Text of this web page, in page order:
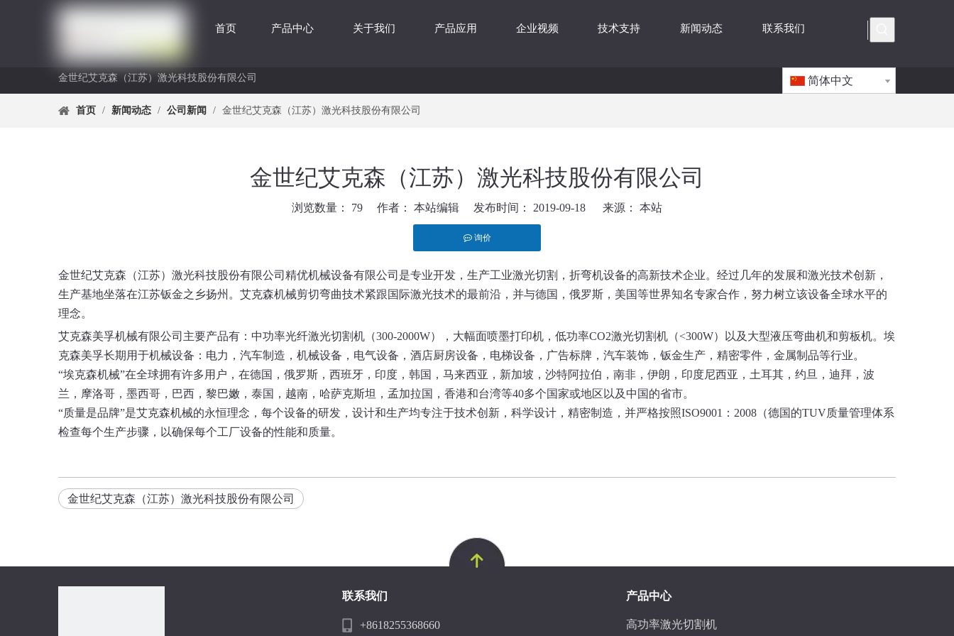
首页 产品中心 关于我们 产品应用 企业视频 技术支持 新闻动态 联系我们
金世纪艾克森（江苏）激光科技股份有限公司 简体中文
首页 / 新闻动态 / 公司新闻 / 金世纪艾克森（江苏）激光科技股份有限公司
金世纪艾克森（江苏）激光科技股份有限公司
浏览数量： 79 作者： 本站编辑 发布时间： 2019-09-18 来源： 本站
询价
["facebook","twitter","line","wechat","linkedin","pinterest","whatsapp"]
金世纪艾克森（江苏）激光科技股份有限公司 精优机械设备有限公司是专业开发，生产工业激光切割，折弯机设备的高新技术企业。经过几年的发展和激光技术创新，
生产基地坐落在江苏钣金之乡扬州。艾克森机械剪切弯曲技术紧跟国际激光技术的最前沿，并与德国，俄罗斯，美国等世界知名专家合作，努力树立该设备全球水平的
理念。
艾克森美孚机械有限公司主要产品有：中功率光纤激光切割机（300-2000W），大幅面喷墨打印机，低功率CO2激光切割机（<300W）以及大型液压弯曲机和剪板机。埃
克森美孚长期用于机械设备：电力，汽车制造，机械设备，电气设备，酒店厨房设备，电梯设备，广告标牌，汽车装饰，钣金生产，精密零件，金属制品等行业。
“埃克森机械”在全球拥有许多用户，在德国，俄罗斯，西班牙，印度，韩国，马来西亚，新加坡，沙特阿拉伯，南非，伊朗，印度尼西亚，土耳其，约旦，迪拜，波
兰，摩洛哥，墨西哥，巴西，黎巴嫩，泰国，越南，哈萨克斯坦，孟加拉国，香港和台湾等40多个国家或地区以及中国的省市。
“质量是品牌”是艾克森机械的永恒理念，每个设备的研发，设计和生产均专注于技术创新，科学设计，精密制造，并严格按照ISO9001：2008（德国的TUV质量管理体系
检查每个生产步骤，以确保每个工厂设备的性能和质量。
金世纪艾克森（江苏）激光科技股份有限公司
联系我们
+8618255368660
产品中心
高功率激光切割机